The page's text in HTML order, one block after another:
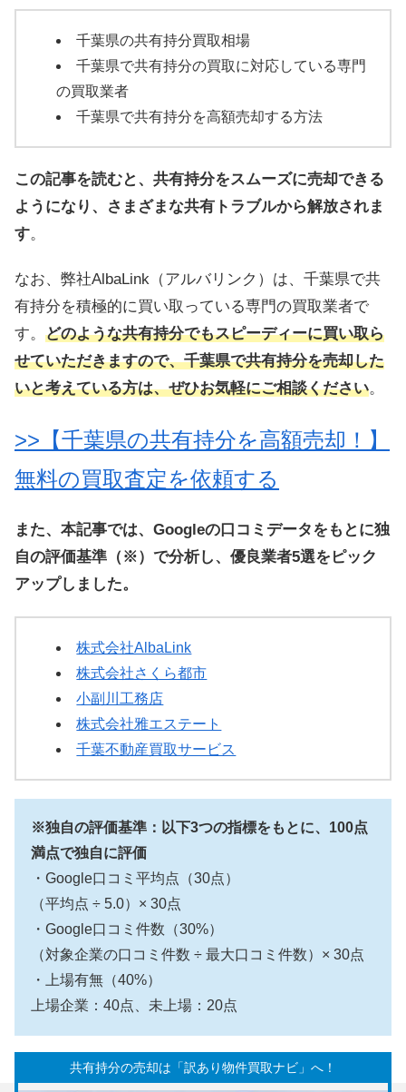
千葉県の共有持分買取相場
千葉県で共有持分の買取に対応している専門
の買取業者
千葉県で共有持分を高額売却する方法
この記事を読むと、共有持分をスムーズに売却できる
ようになり、さまざまな共有トラブルから解放されま
す。
なお、弊社AlbaLink（アルバリンク）は、千葉県で共
有持分を積極的に買い取っている専門の買取業者で
す。 どのような共有持分でもスピーディーに買い取ら
せていただきますので、千葉県で共有持分を売却した
いと考えている方は、ぜひお気軽にご相談ください。
>>【千葉県の共有持分を高額売却！】
無料の買取査定を依頼する
また、本記事では、Googleの口コミデータをもとに独
自の評価基準（※）で分析し、優良業者5選をピック
アップしました。
株式会社AlbaLink
株式会社さくら都市
小副川工務店
株式会社雅エステート
千葉不動産買取サービス
※独自の評価基準：以下3つの指標をもとに、100点
満点で独自に評価
・Google口コミ平均点（30点）
（平均点 ÷ 5.0）× 30点
・Google口コミ件数（30%）
（対象企業の口コミ件数 ÷ 最大口コミ件数）× 30点
・上場有無（40%）
上場企業：40点、未上場：20点
共有持分の売却は「訳あり物件買取ナビ」へ！